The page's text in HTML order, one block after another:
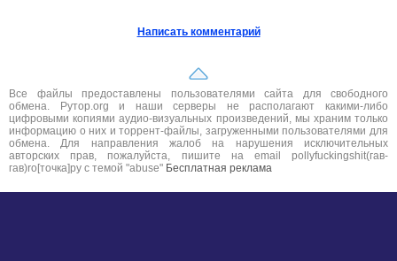
Написать комментарий
Все файлы предоставлены пользователями сайта для свободного
обмена. Рутор.org и наши серверы не располагают какими-либо
цифровыми копиями аудио-визуальных произведений, мы храним только
информацию о них и торрент-файлы, загруженными пользователями для
обмена. Для направления жалоб на нарушения исключительных
авторских прав, пожалуйста, пишите на email pollyfuckingshit(гав-
гав)ro[точка]ру с темой "abuse" Бесплатная реклама